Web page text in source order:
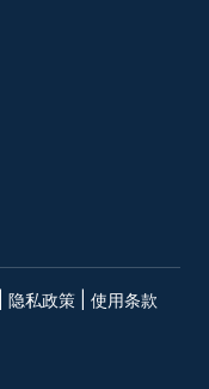
隐私政策 使用条款